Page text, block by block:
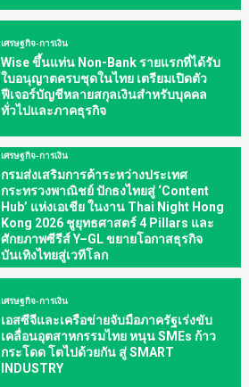
เศรษฐกิจ-การเงิน
Wise ขึ้นแท่น Non-Bank รายแรกที่ได้รับ
ใบอนุญาตครบชุดในไทย เตรียมเปิดตัว
ฟีเจอร์บัญชีหลายสกุลเงินสำหรับบุคคล
ทั่วไปและภาคธุรกิจ
เศรษฐกิจ-การเงิน
กรมส่งเสริมการค้าระหว่างประเทศ
กระทรวงพาณิชย์ ปักธงไทยสู่ ‘Content
Hub’ แห่งเอเชีย ในงาน Thai Night Hong
Kong 2026 ชูยุทธศาสตร์ 4 Pillars และ
ศักยภาพซีรีส์ Y–GL ขยายโอกาสธุรกิจ
บันเทิงไทยสู่เวทีโลก
เศรษฐกิจ-การเงิน
เอสซีจีและเครือข่ายจับมือภาครัฐเร่งขับ
เคลื่อนอุตสาหกรรมไทย หนุน SMEs ก้าว
กระโดด โตไปด้วยกัน สู่ SMART
INDUSTRY